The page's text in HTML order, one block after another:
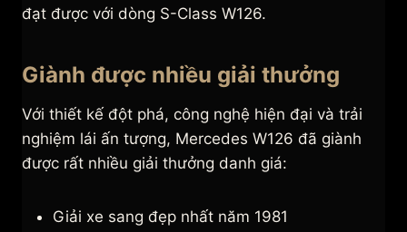
đạt được với dòng S-Class W126.
Giành được nhiều giải thưởng
Với thiết kế đột phá, công nghệ hiện đại và trải
nghiệm lái ấn tượng, Mercedes W126 đã giành
được rất nhiều giải thưởng danh giá:
Giải xe sang đẹp nhất năm 1981